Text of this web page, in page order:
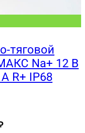
тяговой
Na+ 12 В
А R+ IP68